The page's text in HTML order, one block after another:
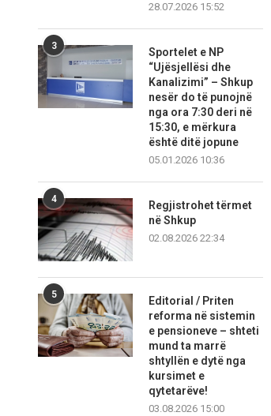
28.07.2026 15:52
3
Sportelet e NP
“Ujësjellësi dhe
Kanalizimi” – Shkup
nesër do të punojnë
nga ora 7:30 deri në
15:30, e mërkura
është ditë jopune
05.01.2026 10:36
4
Regjistrohet tërmet
në Shkup
02.08.2026 22:34
5
Editorial / Priten
reforma në sistemin
e pensioneve – shteti
mund ta marrë
shtyllën e dytë nga
kursimet e
qytetarëve!
03.08.2026 15:00